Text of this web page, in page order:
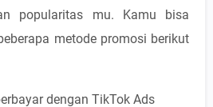
popularitas mu. Kamu bisa
metode promosi berikut
dengan TikTok Ads